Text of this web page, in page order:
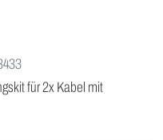
für 2x Kabel mit